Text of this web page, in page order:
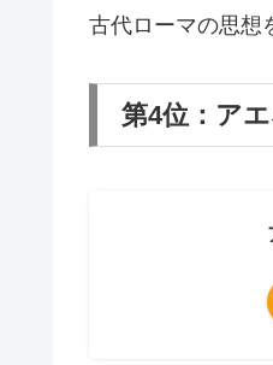
古代ローマの思想
第4位：ア